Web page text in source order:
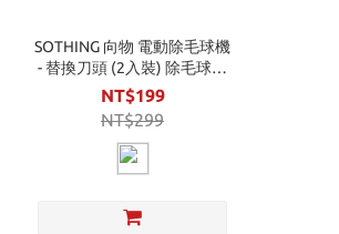
SOTHING 向物 電動除毛球機
- 替換刀頭 (2入裝) 除毛球機
配件
NT$199
NT$299